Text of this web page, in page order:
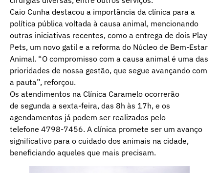
Caio Cunha destacou a importância da clínica para a
política pública voltada à causa animal, mencionando
outras iniciativas recentes, como a entrega de dois Play
Pets, um novo gatil e a reforma do Núcleo de Bem-Estar
Animal. “O compromisso com a causa animal é uma das
prioridades de nossa gestão, que segue avançando com
a pauta”, reforçou.
Os atendimentos na Clínica Caramelo ocorrerão
de segunda a sexta-feira, das 8h às 17h, e os
agendamentos já podem ser realizados pelo
telefone 4798-7456. A clínica promete ser um avanço
significativo para o cuidado dos animais na cidade,
beneficiando aqueles que mais precisam.